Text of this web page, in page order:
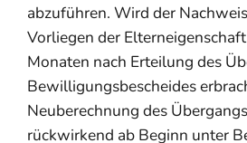
abzuführen. Wird der
Vorliegen der
Monaten nach Erteilung des
Bewilligungsbescheides
Neuberechnung des
rückwirkend ab Beginn unter